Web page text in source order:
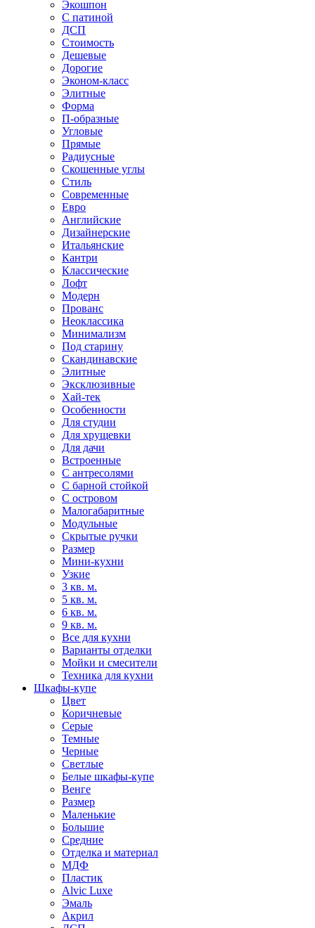
Экошпон
С патиной
ДСП
Стоимость
Дешевые
Дорогие
Эконом-класс
Элитные
Форма
П-образные
Угловые
Прямые
Радиусные
Скошенные углы
Стиль
Современные
Евро
Английские
Дизайнерские
Итальянские
Кантри
Классические
Лофт
Модерн
Прованс
Неоклассика
Минимализм
Под старину
Скандинавские
Элитные
Эксклюзивные
Хай-тек
Особенности
Для студии
Для хрущевки
Для дачи
Встроенные
С антресолями
С барной стойкой
С островом
Малогабаритные
Модульные
Скрытые ручки
Размер
Мини-кухни
Узкие
3 кв. м.
5 кв. м.
6 кв. м.
9 кв. м.
Все для кухни
Варианты отделки
Мойки и смесители
Техника для кухни
Шкафы-купе
Цвет
Коричневые
Серые
Темные
Черные
Светлые
Белые шкафы-купе
Венге
Размер
Маленькие
Большие
Средние
Отделка и материал
МДФ
Пластик
Alvic Luxe
Эмаль
Акрил